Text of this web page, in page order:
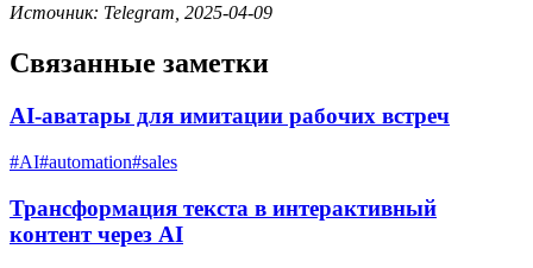
Источник: Telegram, 2025-04-09
Связанные заметки
AI-аватары для имитации рабочих встреч
#AI#automation#sales
Трансформация текста в интерактивный
контент через AI